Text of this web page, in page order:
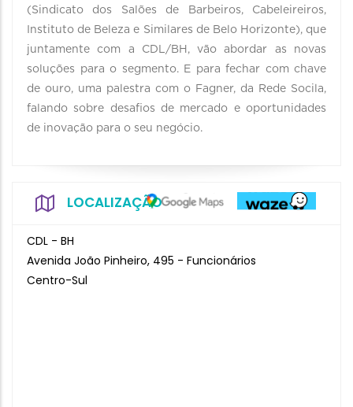
(Sindicato dos Salões de Barbeiros, Cabeleireiros,
Instituto de Beleza e Similares de Belo Horizonte), que
juntamente com a CDL/BH, vão abordar as novas
soluções para o segmento. E para fechar com chave
de ouro, uma palestra com o Fagner, da Rede Socila,
falando sobre desafios de mercado e oportunidades
de inovação para o seu negócio.
LOCALIZAÇÃO
CDL - BH
Avenida João Pinheiro, 495 - Funcionários
Centro-Sul